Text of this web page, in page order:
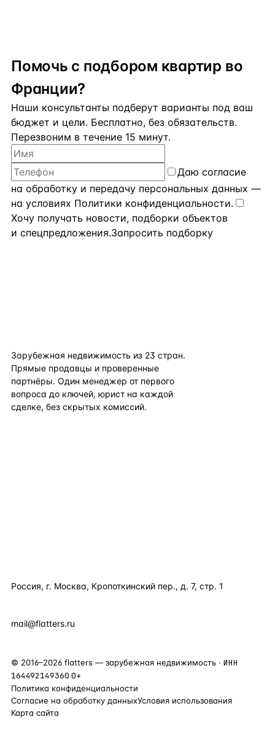
Помочь с подбором квартир во
Франции?
Наши консультанты подберут варианты под ваш
бюджет и цели. Бесплатно, без обязательств.
Перезвоним в течение 15 минут.
Даю согласие
на обработку и передачу персональных данных —
на условиях Политики конфиденциальности.
Хочу получать новости, подборки объектов
и спецпредложения.Запросить подборку
Зарубежная недвижимость из 23 стран.
Прямые продавцы и проверенные
партнёры. Один менеджер от первого
вопроса до ключей, юрист на каждой
сделке, без скрытых комиссий.
Россия, г. Москва, Кропоткинский пер., д. 7, стр. 1
mail@flatters.ru
© 2016–2026 flatters — зарубежная недвижимость · ИНН
164492149360 0+
Политика конфиденциальности
Согласие на обработку данныхУсловия использования
Карта сайта